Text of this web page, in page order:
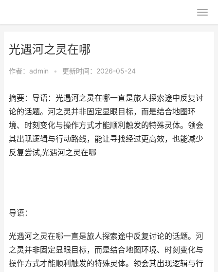
光遇河之灵在哪
作者： admin • 更新时间：2026-05-24
摘要：导语：光遇河之灵在哪一直是旅人探索途中反复讨
论的话题。河之灵并非固定显眼目标，而是结合地图环
境、时刻变化与操作方式才能顺利触发的特殊灵体。领会
其出现逻辑与行动路线，能让寻找经过更高效，也能减少
反复尝试,光遇河之灵在哪
导语：
光遇河之灵在哪一直是旅人探索途中反复讨论的话题。河
之灵并非固定显眼目标，而是结合地图环境、时刻变化与
操作方式才能顺利触发的特殊灵体。领会其出现逻辑与行